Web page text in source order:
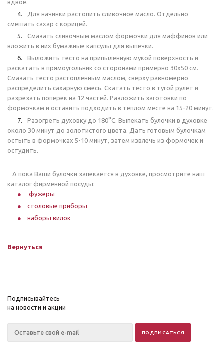
вдвое.
Для начинки растопить сливочное масло. Отдельно
смешать сахар с корицей.
Смазать сливочным маслом формочки для маффинов или
вложить в них бумажные капсулы для выпечки.
Выложить тесто на припыленную мукой поверхность и
раскатать в прямоугольник со сторонами примерно 30х50 см.
Смазать тесто растопленным маслом, сверху равномерно
распределить сахарную смесь. Скатать тесто в тугой рулет и
разрезать поперек на 12 частей. Разложить заготовки по
формочкам и оставить подходить в теплом месте на 15-20 минут.
Разогреть духовку до 180°С. Выпекать булочки в духовке
около 30 минут до золотистого цвета. Дать готовым булочкам
остыть в формочках 5-10 минут, затем извлечь из формочек и
остудить.
⠀А пока Ваши булочки запекается в духовке, просмотрите наш
каталог фирменной посуды:
фужеры
столовые приборы
наборы вилок
Вернуться
Подписывайтесь
на новости и акции